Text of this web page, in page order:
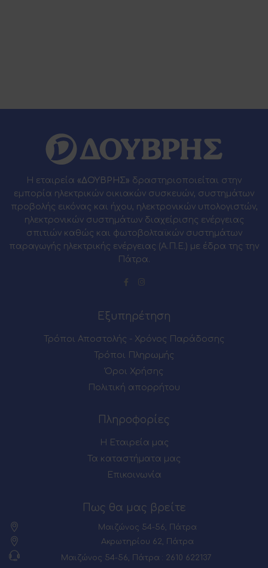
Η εταιρεία «ΔΟΥΒΡΗΣ» δραστηριοποιείται στην
εμπορία ηλεκτρικών οικιακών συσκευών, συστημάτων
προβολής εικόνας και ήχου, ηλεκτρονικών υπολογιστών,
ηλεκτρονικών συστημάτων διαχείρισης ενέργειας
σπιτιών καθώς και φωτοβολταϊκών συστημάτων
παραγωγής ηλεκτρικής ενέργειας (Α.Π.Ε.) με έδρα της την
Πάτρα.
Εξυπηρέτηση
Τρόποι Αποστολής - Χρόνος Παράδοσης
Τρόποι Πληρωμής
Όροι Χρήσης
Πολιτική απορρήτου
Πληροφορίες
Η Εταιρεία μας
Τα καταστήματα μας
Επικοινωνία
Πως θα μας βρείτε
Μαιζώνος 54-56, Πάτρα
Ακρωτηρίου 62, Πάτρα
Μαιζώνος 54-56, Πάτρα : 2610 622137